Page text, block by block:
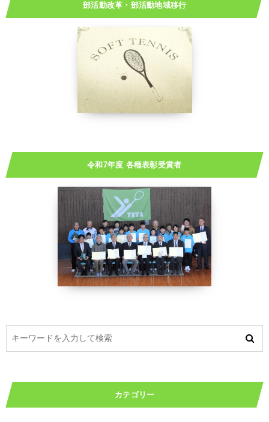
部活動改革・部活動地域移行
令和7年度 各種表彰受賞者
カテゴリー